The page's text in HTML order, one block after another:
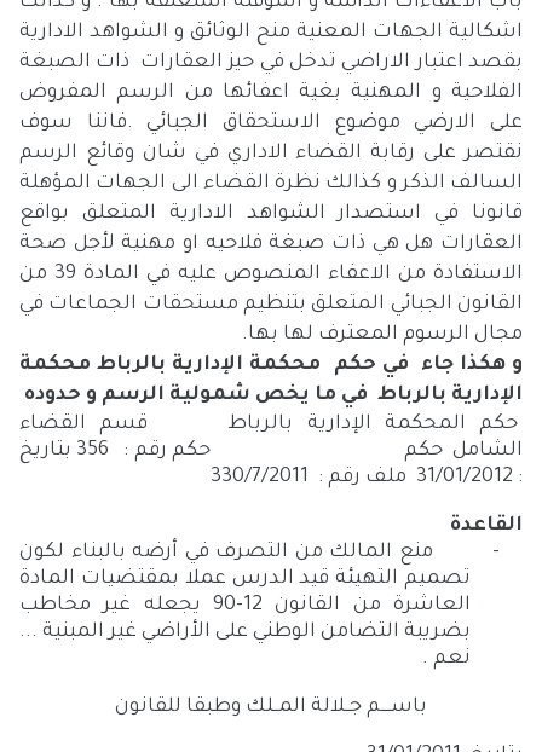
اشكالية الجهات المعنية منح الوثائق و الشواهد الادارية
بقصد اعتبار الاراضي تدخل في حيز العقارات ذات الصبغة
الفلاحية و المهنية بغية اعفائها من الرسم المفروض
على الارضي موضوع الاستحقاق الجبائي .فاننا سوف
نقتصر على رقابة القضاء الاداري في شان وقائع الرسم
السالف الذكر و كذالك نظرة القضاء الى الجهات المؤهلة
قانونا في استصدار الشواهد الادارية المتعلق بواقع
العقارات هل هي ذات صبغة فلاحيه او مهنية لأجل صحة
الاستفادة من الاعفاء المنصوص عليه في المادة 39 من
القانون الجبائي المتعلق بتنظيم مستحقات الجماعات في
مجال الرسوم المعترف لها بها.
و هكذا جاء في حكم محكمة الإدارية بالرباط محكمة
الإدارية بالرباط في ما يخص شمولية الرسم و حدوده
حكم المحكمة الإدارية بالرباط قسم القضاء
الشامل حكم حكم رقم : 356 بتاريخ
: 31/01/2012
ملف رقم : 330/7/2011
القاعدة
-
منع المالك من التصرف في أرضه بالبناء لكون
تصميم التهيئة قيد الدرس عملا بمقتضيات المادة
العاشرة من القانون
12-90 يجعله غير مخاطب
بضريبة التضامن الوطني على الأراضي غير المبنية ...
نعم .
باســــم جــلالة المــلك وطبقا للقانون